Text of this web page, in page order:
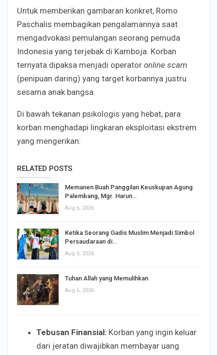
Untuk memberikan gambaran konkret, Romo
Paschalis membagikan pengalamannya saat
mengadvokasi pemulangan seorang pemuda
Indonesia yang terjebak di Kamboja. Korban
ternyata dipaksa menjadi operator online scam
(penipuan daring) yang target korbannya justru
sesama anak bangsa.
Di bawah tekanan psikologis yang hebat, para
korban menghadapi lingkaran eksploitasi ekstrem
yang mengerikan:
RELATED POSTS
Memanen Buah Panggilan Keuskupan Agung
Palembang, Mgr. Harun…
Aug 6, 2026
Ketika Seorang Gadis Muslim Menjadi Simbol
Persaudaraan di…
Aug 6, 2026
Tuhan Allah yang Memulihkan
Aug 6, 2026
Tebusan Finansial: Korban yang ingin keluar
dari jeratan diwajibkan membayar uang